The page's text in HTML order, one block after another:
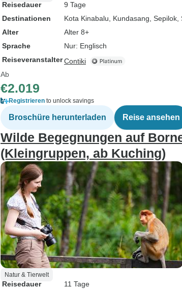
Reisedauer
9 Tage
Destinationen
Kota Kinabalu , Kundasang , Sepilok
Alter
Alter 8+
Sprache
Nur: Englisch
ReiseveranstalterContiki
Ab
€2.019
Registrieren to unlock savings
Broschüre herunterladen Reise ansehen
Wilde Begegnungen auf
(Kleingruppen, ab Kuching)
Natur & Tierwelt
Reisedauer 11 Tage